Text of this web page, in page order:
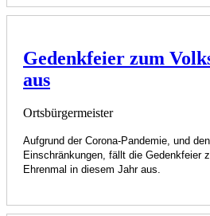
Gedenkfeier zum
aus
Ortsbürgermeister
Aufgrund der Corona-Pandemie, und
Einschränkungen, fällt die Gedenkfeier
Ehrenmal in diesem Jahr aus.